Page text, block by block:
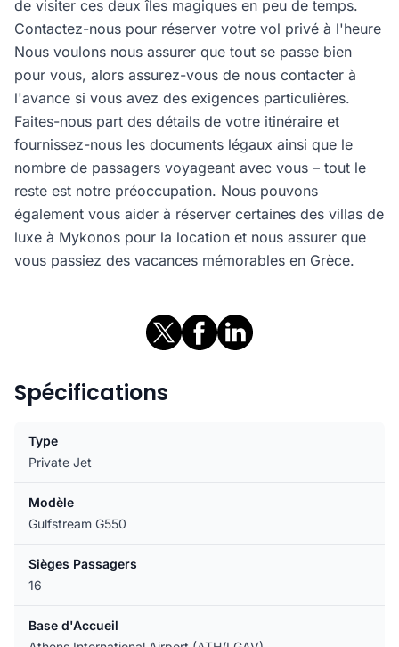
de visiter ces deux îles magiques en peu de temps.
Contactez-nous pour réserver votre vol privé à l'heure
Nous voulons nous assurer que tout se passe bien
pour vous, alors assurez-vous de nous contacter à
l'avance si vous avez des exigences particulières.
Faites-nous part des détails de votre itinéraire et
fournissez-nous les documents légaux ainsi que le
nombre de passagers voyageant avec vous – tout le
reste est notre préoccupation. Nous pouvons
également vous aider à réserver certaines des villas de
luxe à Mykonos pour la location et nous assurer que
vous passiez des vacances mémorables en Grèce.
Spécifications
Type
Private Jet
Modèle
Gulfstream G550
Sièges Passagers
16
Base d'Accueil